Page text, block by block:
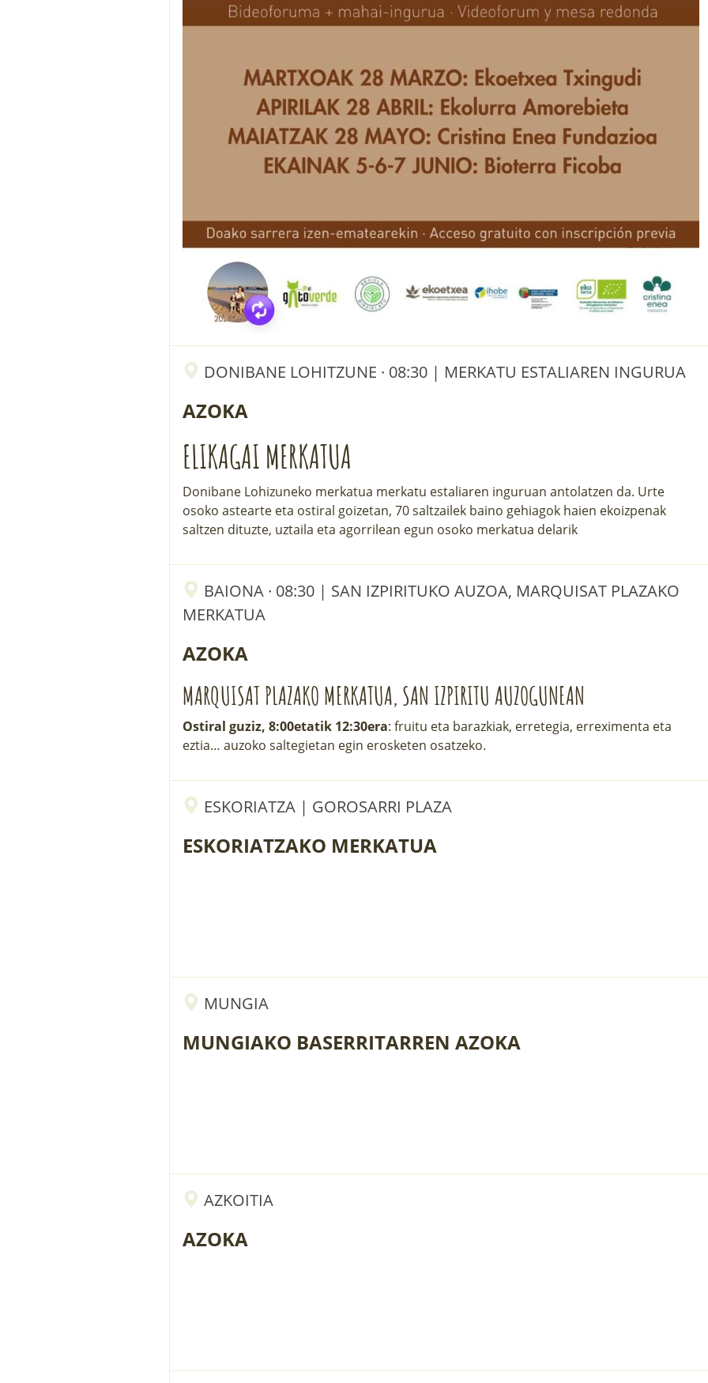
DONIBANE LOHITZUNE · 08:30 | MERKATU ESTALIAREN INGURUA
AZOKA
ELIKAGAI MERKATUA
Donibane Lohizuneko merkatua merkatu estaliaren inguruan antolatzen da. Urte
osoko astearte eta ostiral goizetan, 70 saltzailek baino gehiagok haien ekoizpenak
saltzen dituzte, uztaila eta agorrilean egun osoko merkatua delarik
BAIONA · 08:30 | SAN IZPIRITUKO AUZOA, MARQUISAT PLAZAKO
MERKATUA
AZOKA
MARQUISAT PLAZAKO MERKATUA, SAN IZPIRITU AUZOGUNEAN
Ostiral guziz, 8:00etatik 12:30era: fruitu eta barazkiak, erretegia, erreximenta eta
eztia… auzoko saltegietan egin erosketen osatzeko.
ESKORIATZA | GOROSARRI PLAZA
ESKORIATZAKO MERKATUA
MUNGIA
MUNGIAKO BASERRITARREN AZOKA
AZKOITIA
AZOKA